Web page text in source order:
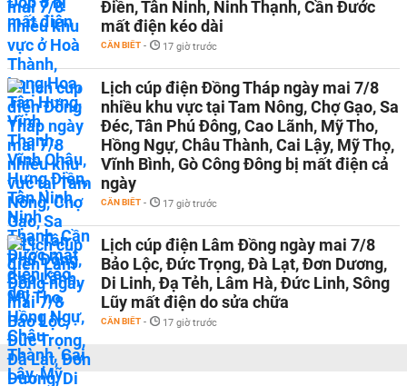
Điền, Tân Ninh, Ninh Thạnh, Cần Đước
mất điện kéo dài
CẦN BIẾT - 17 giờ trước
Lịch cúp điện Đồng Tháp ngày mai 7/8
nhiều khu vực tại Tam Nông, Chợ Gạo, Sa
Đéc, Tân Phú Đông, Cao Lãnh, Mỹ Tho,
Hồng Ngự, Châu Thành, Cai Lậy, Mỹ Thọ,
Vĩnh Bình, Gò Công Đông bị mất điện cả
ngày
CẦN BIẾT - 17 giờ trước
Lịch cúp điện Lâm Đồng ngày mai 7/8
Bảo Lộc, Đức Trọng, Đà Lạt, Đơn Dương,
Di Linh, Đạ Tẻh, Lâm Hà, Đức Linh, Sông
Lũy mất điện do sửa chữa
CẦN BIẾT - 17 giờ trước